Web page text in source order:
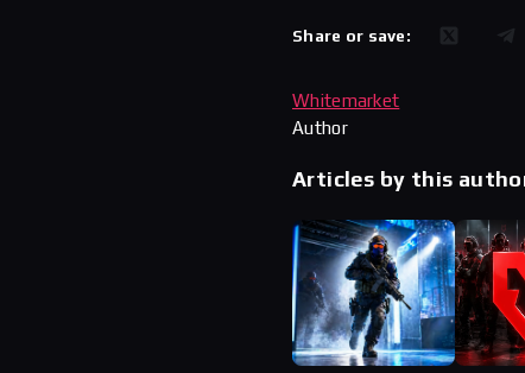
Share or save:
Whitemarket
Author
Articles by this